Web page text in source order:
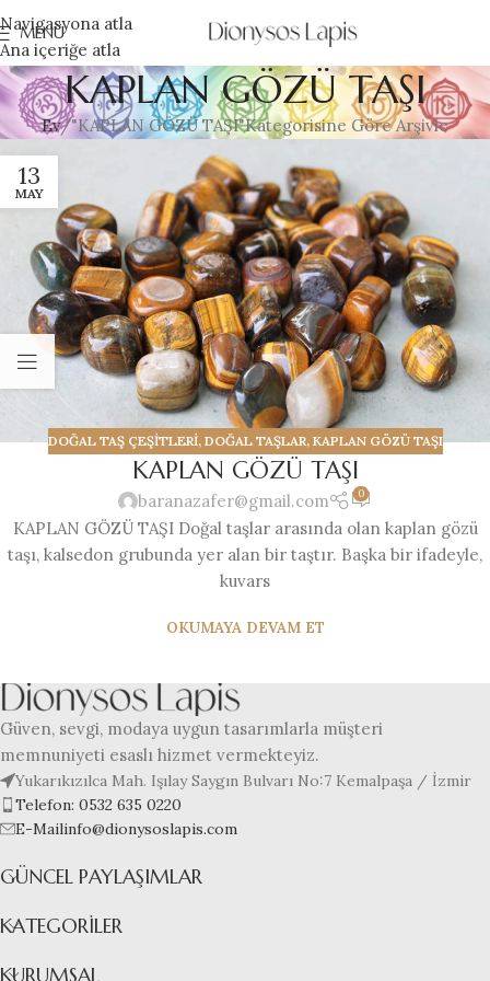
Navigasyona atla
Ana içeriğe atla
MENÜ
KAPLAN GÖZÜ TAŞI
Ev "KAPLAN GÖZÜ TAŞI"Kategorisine Göre Arşivle
13
MAY
DOĞAL TAŞ ÇEŞİTLERİ, DOĞAL TAŞLAR, KAPLAN GÖZÜ TAŞI
KAPLAN GÖZÜ TAŞI
baranazafer@gmail.com 0
KAPLAN GÖZÜ TAŞI Doğal taşlar arasında olan kaplan gözü
taşı, kalsedon grubunda yer alan bir taştır. Başka bir ifadeyle,
kuvars
OKUMAYA DEVAM ET
Güven, sevgi, modaya uygun tasarımlarla müşteri
memnuniyeti esaslı hizmet vermekteyiz.
Yukarıkızılca Mah. Işılay Saygın Bulvarı No:7 Kemalpaşa / İzmir
Telefon: 0532 635 0220
E-Mailinfo@dionysoslapis.com
GÜNCEL PAYLAŞIMLAR
KATEGORILER
KURUMSAL